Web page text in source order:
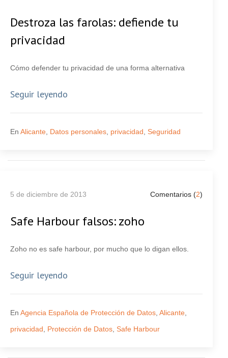
Destroza las farolas: defiende tu
privacidad
Cómo defender tu privacidad de una forma alternativa
Seguir leyendo
En Alicante Datos personales privacidad Seguridad
5 de diciembre de 2013 Comentarios (2)
Safe Harbour falsos: zoho
Zoho no es safe harbour, por mucho que lo digan ellos.
Seguir leyendo
En Agencia Española de Protección de Datos Alicante
privacidad
Protección de Datos Safe Harbour